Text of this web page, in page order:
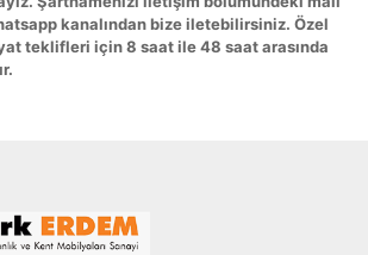
kanalından bize iletebilirsiniz. Özel
teklifleri için 8 saat ile 48 saat arasında